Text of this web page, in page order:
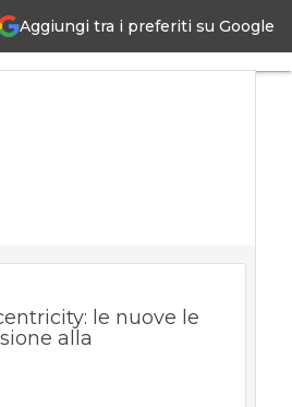
Aggiungi tra i preferiti su Google
le nuove le
alla